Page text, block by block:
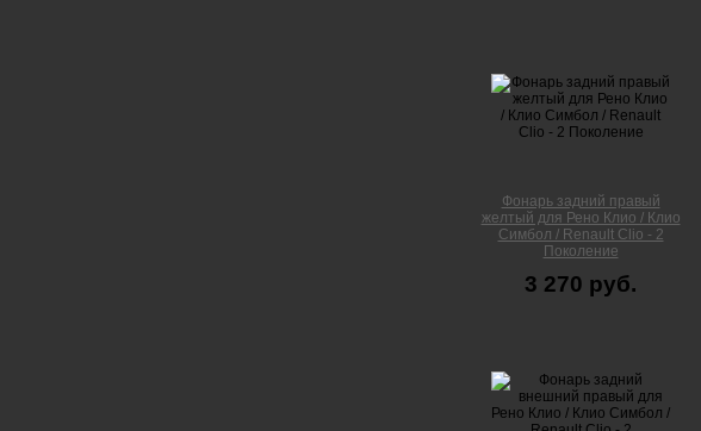
Фонарь задний правый
желтый для Рено Клио / Клио
Симбол / Renault Clio - 2
Поколение
3 270 руб.